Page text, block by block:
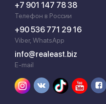
+7 901 147 78 38
Телефон в России
+90 536 771 29 16
Viber, WhatsApp
info@realeast.biz
E-mail